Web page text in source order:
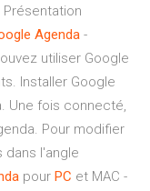
Agenda -
utiliser Google
Installer Google
Une fois connecté,
Pour modifier
dans l'angle
pour PC et MAC -